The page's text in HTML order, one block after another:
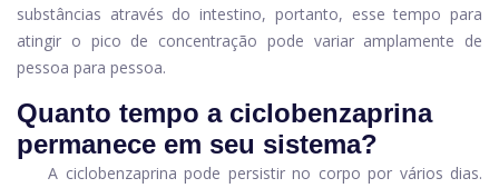
substâncias através do intestino, portanto, esse tempo para
atingir o pico de concentração pode variar amplamente de
pessoa para pessoa.
Quanto tempo a ciclobenzaprina
permanece em seu sistema?
A ciclobenzaprina pode persistir no corpo por vários dias.